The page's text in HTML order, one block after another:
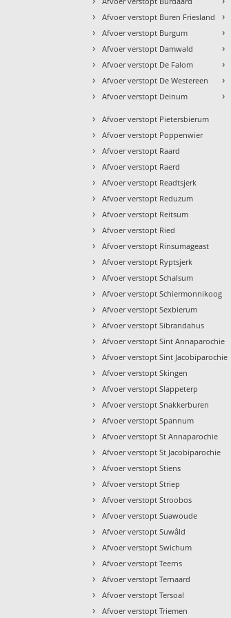
› Afvoer verstopt Buren Friesland
› Afvoer verstopt Burgum
› Afvoer verstopt Damwald
› Afvoer verstopt De Falom
› Afvoer verstopt De Westereen
› Afvoer verstopt Deinum
›
›
›
›
›
›
› Afvoer verstopt Pietersbierum
› Afvoer verstopt Poppenwier
› Afvoer verstopt Raard
› Afvoer verstopt Raerd
› Afvoer verstopt Readtsjerk
› Afvoer verstopt Reduzum
› Afvoer verstopt Reitsum
› Afvoer verstopt Ried
› Afvoer verstopt Rinsumageast
› Afvoer verstopt Ryptsjerk
› Afvoer verstopt Schalsum
› Afvoer verstopt Schiermonnikoog
› Afvoer verstopt Sexbierum
› Afvoer verstopt Sibrandahus
› Afvoer verstopt Sint Annaparochie
› Afvoer verstopt Sint Jacobiparochie
› Afvoer verstopt Skingen
› Afvoer verstopt Slappeterp
› Afvoer verstopt Snakkerburen
› Afvoer verstopt Spannum
› Afvoer verstopt St Annaparochie
› Afvoer verstopt St Jacobiparochie
› Afvoer verstopt Stiens
› Afvoer verstopt Striep
› Afvoer verstopt Stroobos
› Afvoer verstopt Suawoude
› Afvoer verstopt Suwâld
› Afvoer verstopt Swichum
› Afvoer verstopt Teerns
› Afvoer verstopt Ternaard
› Afvoer verstopt Tersoal
› Afvoer verstopt Triemen